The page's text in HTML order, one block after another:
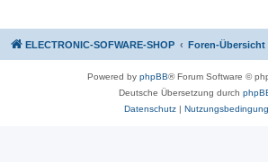
ELECTRONIC-SOFWARE-SHOP Foren-Übersicht
Powered by phpBB® Forum Software ©
Deutsche Übersetzung durch
Datenschutz|